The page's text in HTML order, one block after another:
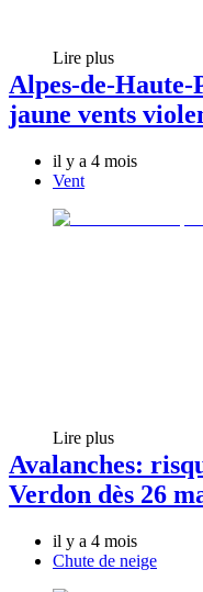
Lire plus
Alpes-de-
jaune vents
il y a 4 mois
Vent
Lire plus
Avalanches:
Verdon dès 26
il y a 4 mois
Chute de neige